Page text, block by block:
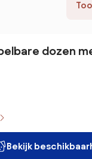
dozen
Bekijk